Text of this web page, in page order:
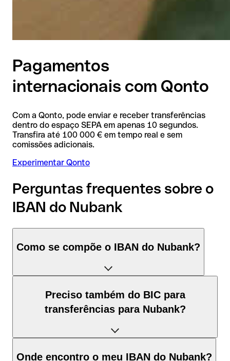
Pagamentos
internacionais com Qonto
Com a Qonto, pode enviar e receber transferências
dentro do espaço SEPA em apenas 10 segundos.
Transfira até 100 000 € em tempo real e sem
comissões adicionais.
Experimentar Qonto
Perguntas frequentes sobre o
IBAN do Nubank
Como se compõe o IBAN do Nubank?
composto por três elementos:
Código de país (posição 1–2): Brasil identifica Brasil
Preciso também do BIC para
transferências para Nubank?
Onde encontro o meu IBAN do Nubank?